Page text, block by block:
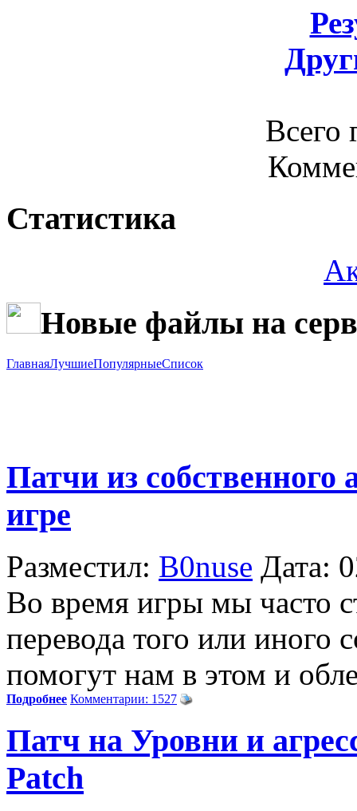
Всего
Статистика
Новые файлы на
ГлавнаяЛучшиеПопулярныеСписок
Патчи из собственного
игре
Разместил: B0nuse Дата:
Во время игры мы часто
перевода того или
помогут нам в этом и
Подробнее Комментарии: 1527
Патч на Уровни и
Patch